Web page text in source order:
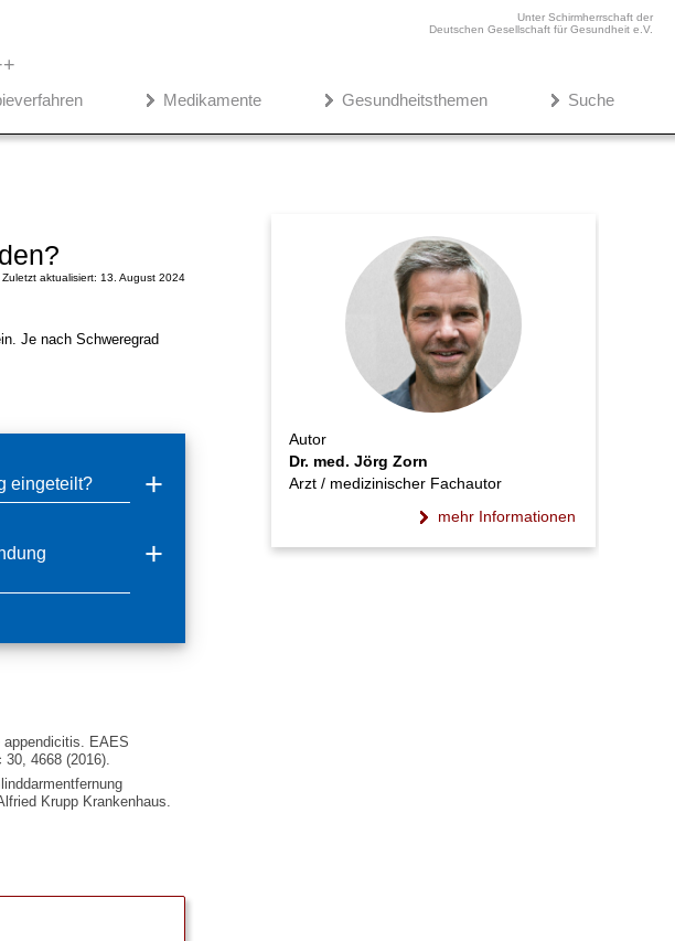
Unter Schirmherrschaft der
Deutschen Gesellschaft für Gesundheit e.V.
Medikamente Gesundheitsthemen Suche
Zuletzt aktualisiert: 13. August 2024
Je nach Schweregrad
eingeteilt?
EAES
4668 (2016).
Krupp Krankenhaus.
Autor
Dr. med. Jörg Zorn
Arzt / medizinischer Fachautor
mehr Informationen